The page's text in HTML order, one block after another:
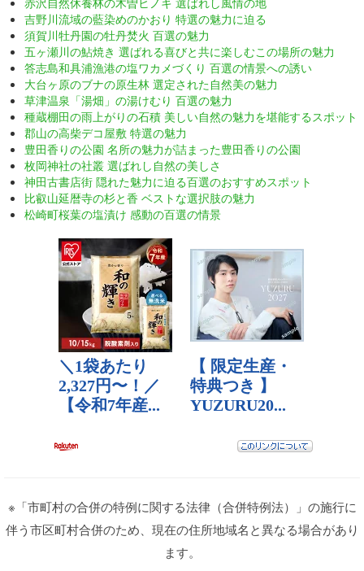
吉野川流域の藍染めのかおり 特選の魅力に迫る
須賀川牡丹園の牡丹焚火 百選の魅力
五ヶ瀬川の鮎焼き 選ばれる喜びと共に楽しむこの場所の魅力
答志島和具浦漁港の塩ワカメづくり 百選の情景への誘い
大台ヶ原のブナの原生林 選定された自然美の魅力
草津温泉「湯畑」の湯けむり 百選の魅力
種蔵棚田の雨上がりの石積 美しい自然の魅力を堪能するスポット
郡山の高柴デコ屋敷 特選の魅力
豊田香りの公園 名所の魅力が詰まった豊田香りの公園
枚岡神社の社叢 選ばれし自然の美しさ
神田古書店街 隠れた魅力に迫る百選のおすすめスポット
比叡山延暦寺の杉と香 ベストな選択肢の魅力
松崎町桜葉の塩漬け 感動の百選の情景
※「市町村の合併の特例に関する法律（合併特例法）」の施行に
伴う市区町村合併のため、現在の住所地域名と異なる場合があり
ます。